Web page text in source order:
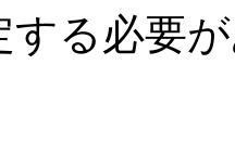
する必要